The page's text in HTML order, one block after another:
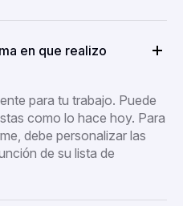
en que realizo
para tu trabajo. Puede
como lo hace hoy. Para
debe personalizar las
de su lista de